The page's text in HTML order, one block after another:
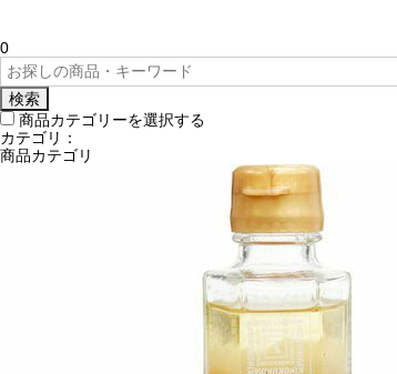
0
検索
商品カテゴリーを選択する
カテゴリ：
商品カテゴリ